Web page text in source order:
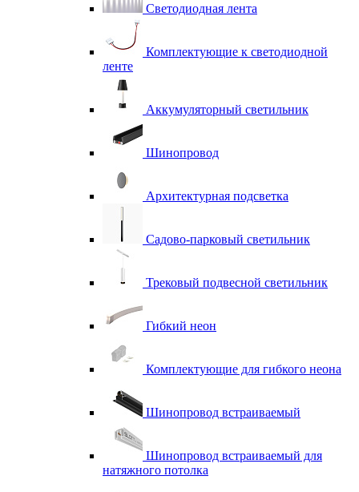
Светодиодная лента
Комплектующие к светодиодной
ленте
Аккумуляторный светильник
Шинопровод
Архитектурная подсветка
Садово-парковый светильник
Трековый подвесной светильник
Гибкий неон
Комплектующие для гибкого неона
Шинопровод встраиваемый
Шинопровод встраиваемый для
натяжного потолка